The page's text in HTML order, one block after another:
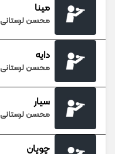
مینا
محسن لرستانی
دایه
محسن لرستانی
سیار
محسن لرستانی
چوپان